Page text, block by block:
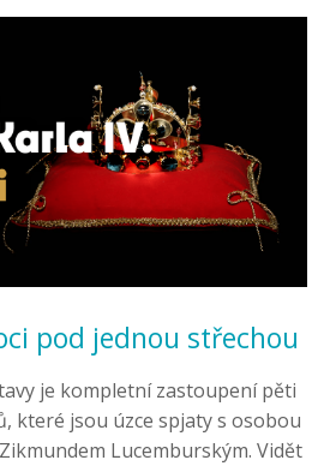
pod jednou střechou
je kompletní zastoupení pěti
které jsou úzce spjaty s osobou
Lucemburským. Vidět